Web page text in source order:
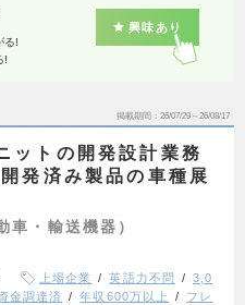
る!
!
興味あり
掲載期間 26/07/29～26/08/17
ットの開発設計業務
発済み製品の車種展
車・輸送機器）
上場企業 英語力不問
3,0
金調達済 年収600万以上
フレ